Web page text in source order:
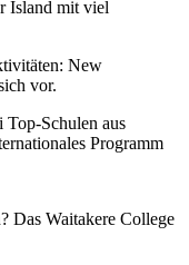
Island mit viel
New
vor.
Schulen aus
Programm
Das Waitakere College